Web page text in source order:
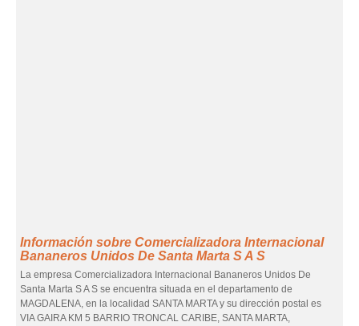
Información sobre Comercializadora Internacional
Bananeros Unidos De Santa Marta S A S
La empresa Comercializadora Internacional Bananeros Unidos De
Santa Marta S A S se encuentra situada en el departamento de
MAGDALENA, en la localidad SANTA MARTA y su dirección postal es
VIA GAIRA KM 5 BARRIO TRONCAL CARIBE, SANTA MARTA,